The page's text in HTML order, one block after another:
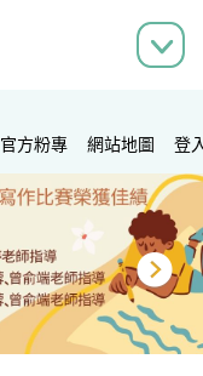
官方粉專 網站地圖 登